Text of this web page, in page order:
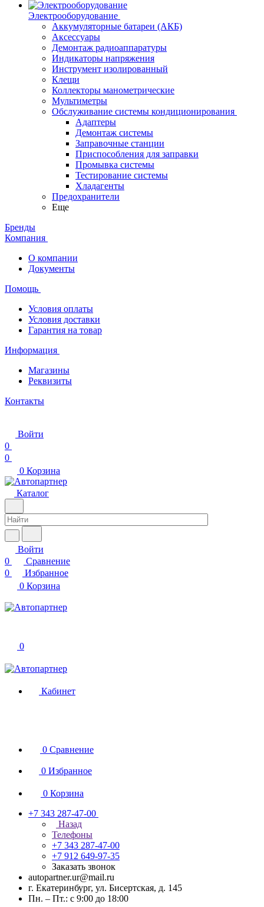
Электрооборудование
Аккумуляторные батареи (АКБ)
Аксессуары
Демонтаж радиоаппаратуры
Индикаторы напряжения
Инструмент изолированный
Клещи
Коллекторы манометрические
Мультиметры
Обслуживание системы кондиционирования
Адаптеры
Демонтаж системы
Заправочные станции
Приспособления для заправки
Промывка системы
Тестирование системы
Хладагенты
Предохранители
Еще
Бренды
Компания
О компании
Документы
Помощь
Условия оплаты
Условия доставки
Гарантия на товар
Информация
Магазины
Реквизиты
Контакты
Войти
0
0
0 Корзина
Каталог
Войти
0
Сравнение
0
Избранное
0 Корзина
0
Кабинет
0 Сравнение
0 Избранное
0 Корзина
+7 343 287-47-00
Назад
Телефоны
+7 343 287-47-00
+7 912 649-97-35
Заказать звонок
autopartner.ur@mail.ru
г. Екатеринбург, ул. Бисертская, д. 145
Пн. – Пт.: с 9:00 до 18:00